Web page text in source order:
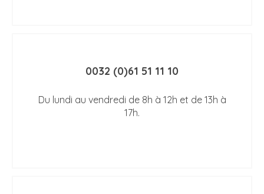
0032 (0)61 51 11 10
Du lundi au vendredi de 8h à 12h et de 13h à
17h.